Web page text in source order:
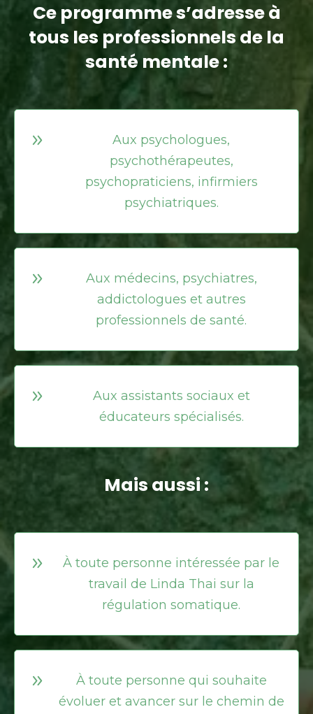
Ce programme s’adresse à
tous les professionnels de la
santé mentale :
Aux psychologues,
psychothérapeutes,
psychopraticiens, infirmiers
psychiatriques.
Aux médecins, psychiatres,
addictologues et autres
professionnels de santé.
Aux assistants sociaux et
éducateurs spécialisés.
Mais aussi :
À toute personne intéressée par le
travail de Linda Thai sur la
régulation somatique.
À toute personne qui souhaite
évoluer et avancer sur le chemin de